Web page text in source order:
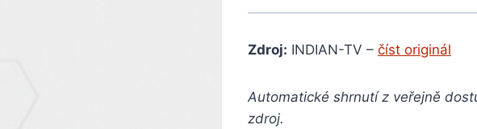
Zdroj: INDIAN-TV – číst originál
Automatické shrnutí z veřejně
zdroj.